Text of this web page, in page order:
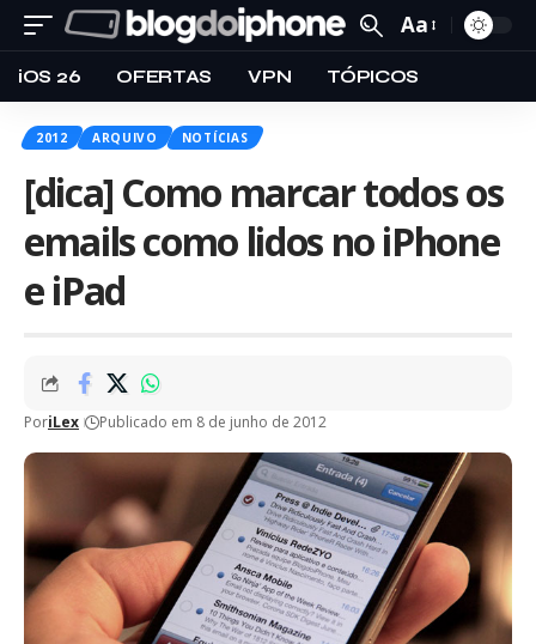
Aa
iOS 26 OFERTAS VPN TÓPICOS
2012 ARQUIVO NOTÍCIAS
[dica] Como marcar todos os
emails como lidos no iPhone
e iPad
PoriLex Publicado em 8 de junho de 2012